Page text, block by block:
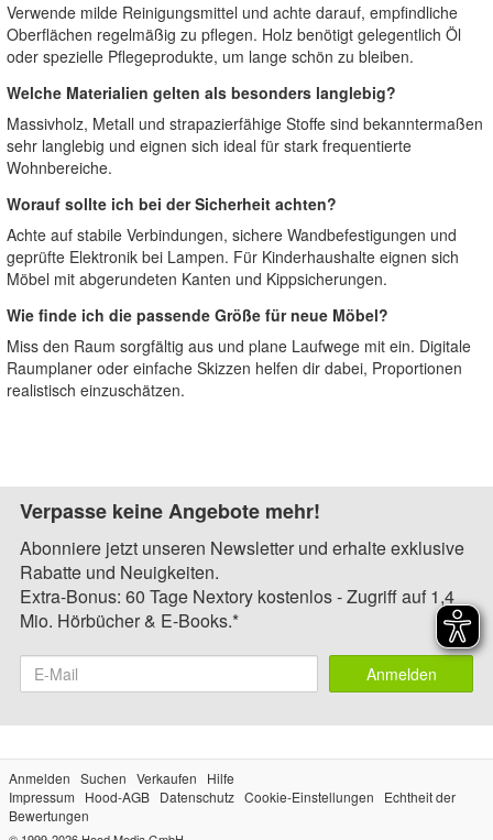
Verwende milde Reinigungsmittel und achte darauf, empfindliche
Oberflächen regelmäßig zu pflegen. Holz benötigt gelegentlich Öl
oder spezielle Pflegeprodukte, um lange schön zu bleiben.
Welche Materialien gelten als besonders langlebig?
Massivholz, Metall und strapazierfähige Stoffe sind bekanntermaßen
sehr langlebig und eignen sich ideal für stark frequentierte
Wohnbereiche.
Worauf sollte ich bei der Sicherheit achten?
Achte auf stabile Verbindungen, sichere Wandbefestigungen und
geprüfte Elektronik bei Lampen. Für Kinderhaushalte eignen sich
Möbel mit abgerundeten Kanten und Kippsicherungen.
Wie finde ich die passende Größe für neue Möbel?
Miss den Raum sorgfältig aus und plane Laufwege mit ein. Digitale
Raumplaner oder einfache Skizzen helfen dir dabei, Proportionen
realistisch einzuschätzen.
Verpasse keine Angebote mehr!
Abonniere jetzt unseren Newsletter und erhalte exklusive
Rabatte und Neuigkeiten.
Extra-Bonus: 60 Tage Nextory kostenlos - Zugriff auf 1,4
Mio. Hörbücher & E-Books.*
Anmelden
Anmelden Suchen Verkaufen
Hilfe
Impressum
Hood-AGB Datenschutz Cookie-Einstellungen
Echtheit der
Bewertungen